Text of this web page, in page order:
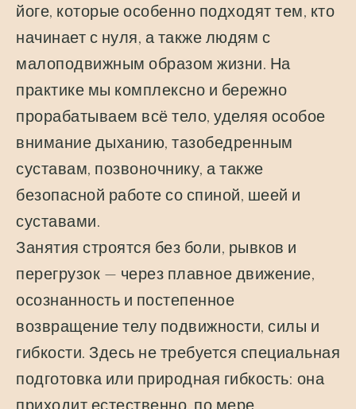
йоге, которые особенно подходят тем, кто
начинает с нуля, а также людям с
малоподвижным образом жизни. На
практике мы комплексно и бережно
прорабатываем всё тело, уделяя особое
внимание дыханию, тазобедренным
суставам, позвоночнику, а также
безопасной работе со спиной, шеей и
суставами.
Занятия строятся без боли, рывков и
перегрузок — через плавное движение,
осознанность и постепенное
возвращение телу подвижности, силы и
гибкости. Здесь не требуется специальная
подготовка или природная гибкость: она
приходит естественно, по мере